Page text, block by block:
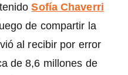
Sofía Chaverri
de compartir la
al recibir por error
de 8,6 millones de